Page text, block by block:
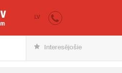
iepirkumi.lv
LV
Interesējošie